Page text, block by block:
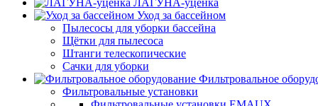
ЛАГУНА-уценка
Уход за бассейном
Пылесосы для уборки бассейна
Щётки для пылесоса
Штанги телескопические
Сачки для уборки
Фильтровальное
Фильтровальные установки